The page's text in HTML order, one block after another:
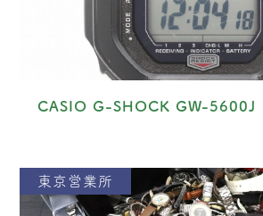
CASIO G-SHOCK GW-5600J
東京営業所